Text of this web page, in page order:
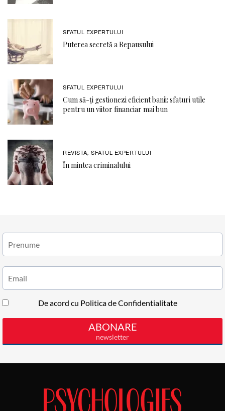
SFATUL EXPERTULUI
Puterea secretă a Repausului
SFATUL EXPERTULUI
Cum să-ți gestionezi eficient banii: sfaturi utile
pentru un viitor financiar mai bun
REVISTA, SFATUL EXPERTULUI
În mintea criminalului